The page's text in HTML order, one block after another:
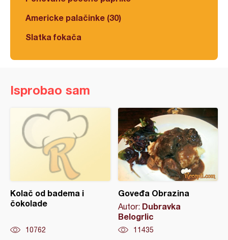
Americke palačinke (30)
Slatka fokača
Isprobao sam
Kolač od badema i
čokolade
10762
Goveđa Obrazina
Autor: Dubravka
Belogrlic
11435